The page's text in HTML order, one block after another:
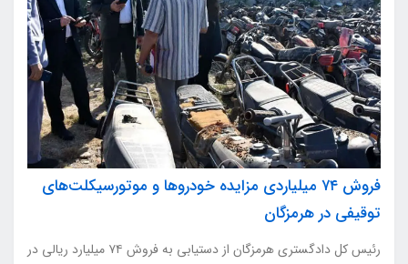
فروش ۷۴ میلیاردی مزایده خودرو‌ها و موتورسیکلت‌های
توقیفی در ‌هرمزگان
رئیس کل دادگستری هرمزگان از دستیابی به فروش ۷۴ میلیارد ریالی در